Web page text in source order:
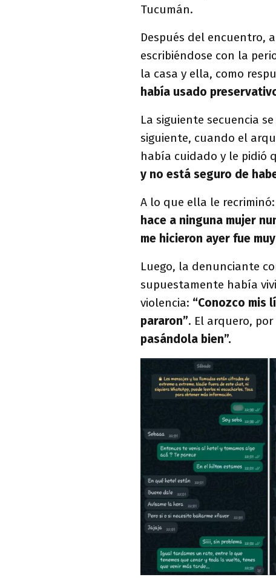
Tucumán.
Después del encuentro,
escribiéndose con la
la casa y ella, como
había usado
La siguiente secuencia
siguiente, cuando el
había cuidado y le pidió
y no está seguro de
A lo que ella le recriminó:
hace a ninguna mujer
me hicieron ayer fue
Luego, la denunciante
supuestamente había
violencia: “Conozco mis
pararon”. El arquero,
pasándola bien”.